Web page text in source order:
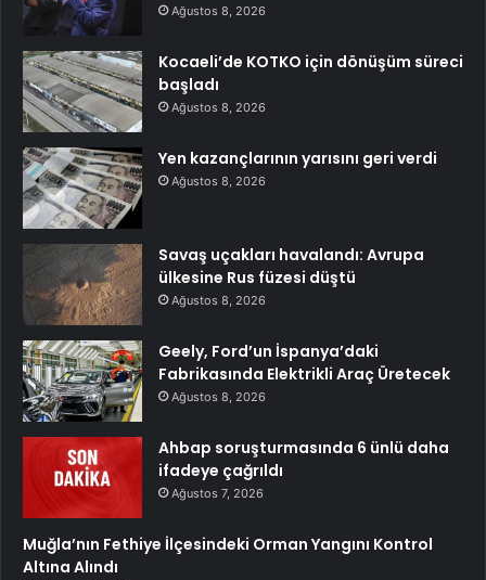
Ağustos 8, 2026
Kocaeli’de KOTKO için dönüşüm süreci
başladı
Ağustos 8, 2026
Yen kazançlarının yarısını geri verdi
Ağustos 8, 2026
Savaş uçakları havalandı: Avrupa
ülkesine Rus füzesi düştü
Ağustos 8, 2026
Geely, Ford’un İspanya’daki
Fabrikasında Elektrikli Araç Üretecek
Ağustos 8, 2026
Ahbap soruşturmasında 6 ünlü daha
ifadeye çağrıldı
Ağustos 7, 2026
Muğla’nın Fethiye İlçesindeki Orman Yangını Kontrol
Altına Alındı